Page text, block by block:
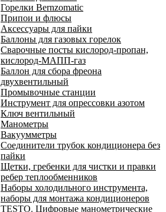
Горелки Bernzomatic
Припои и флюсы
Аксессуары для пайки
Баллоны для газовых горелок
Сварочные посты кислород-пропан,
кислород-МАПП-газ
Баллон для сбора фреона
двухвентильный
Промывочные станции
Инструмент для опрессовки азотом
Ключ вентильный
Манометры
Вакуумметры
Соединители трубок кондиционера без
пайки
Щетки, гребенки для чистки и правки
ребер теплообменников
Наборы холодильного инструмента,
наборы для монтажа кондиционеров
TESTO. Цифровые манометрические